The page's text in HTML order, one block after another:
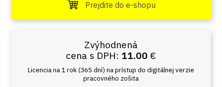
Prejdite do e-shopu
Zvýhodnená
cena s DPH: 11.00 €
Licencia na 1 rok (365 dní) na prístup do digitálnej verzie
pracovného zošita